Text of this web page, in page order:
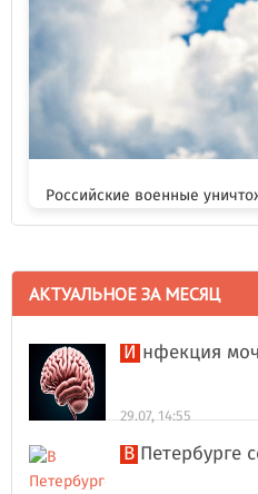
Российские военные
АКТУАЛЬНОЕ ЗА МЕСЯЦ
Инфекция
29.07, 14:55
В